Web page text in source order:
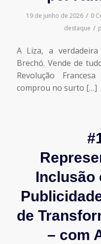
19 de junho de 2026 / 0
destaque /
A Liza, a
Brechó. Vende de
Revolução
comprou no surto […]
Inclusão
de
– com